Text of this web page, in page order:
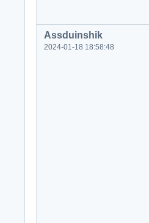
Assduinshik
2024-01-18 18:58:48